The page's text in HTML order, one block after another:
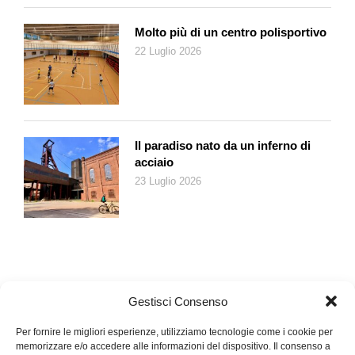
Gestisci Consenso
Per fornire le migliori esperienze, utilizziamo tecnologie come i cookie per
memorizzare e/o accedere alle informazioni del dispositivo. Il consenso a
Siamo stati contenti della selezione a Locarno, ma temevamo
si pensasse che fosse perché siamo ticinesi, invece Lili
Hinstin non ci ha fatto regali. Andare al Festival di Toronto con
giovani registi di tutto il mondo è stato fantastico e ha creato un
Quali reazioni si aspetta davanti a un film così strano?
Sembra più strano di quello che è, alla fine è una storia
semplice. È un film che suscita emozioni diverse in ciascuno e
lo spettatore deve decidere di lasciarsi andare. Anche chi
qualcuno mi dice che si è identificato in Seconda.
Molto più di un centro polisportivo
22 Luglio 2026
Il paradiso nato da un inferno di
acciaio
23 Luglio 2026